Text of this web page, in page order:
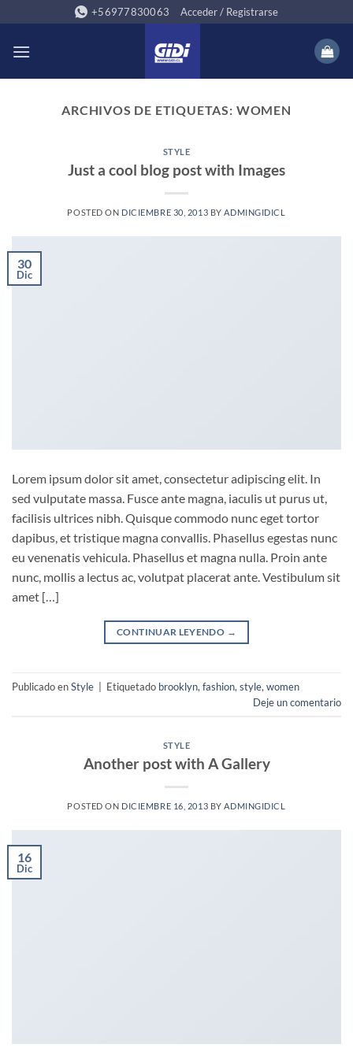
al
contenido
+56977830063 Acceder / Registrarse
ARCHIVOS DE ETIQUETAS: WOMEN
STYLE
Just a cool blog post with Images
POSTED ON DICIEMBRE 30, 2013 BY ADMINGIDICL
30
Dic
Lorem ipsum dolor sit amet, consectetur adipiscing elit. In
sed vulputate massa. Fusce ante magna, iaculis ut purus ut,
facilisis ultrices nibh. Quisque commodo nunc eget tortor
dapibus, et tristique magna convallis. Phasellus egestas nunc
eu venenatis vehicula. Phasellus et magna nulla. Proin ante
nunc, mollis a lectus ac, volutpat placerat ante. Vestibulum sit
amet […]
CONTINUAR LEYENDO →
Publicado enStyle Etiquetado brooklyn, fashion, style, women
Deje un comentario
STYLE
Another post with A Gallery
POSTED ON DICIEMBRE 16, 2013 BYADMINGIDICL
16
Dic